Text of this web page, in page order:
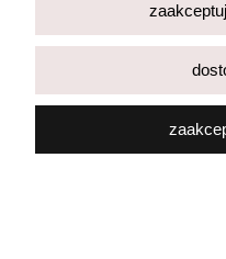
(1) w pasku
adresu kliknij
lewej stronie,
zakładki „Pliki
cookie”.
(1)